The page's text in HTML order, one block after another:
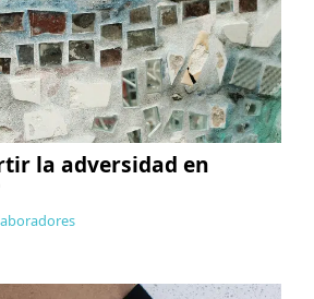
la adversidad en